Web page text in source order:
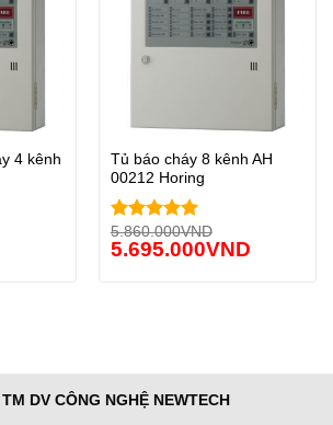
4 kênh
Tủ báo cháy 8 kênh AH
00212 Horing
Được xếp
hạng5.00
5.860.000VND
5.695.000VND
DV CÔNG NGHỆ NEWTECH